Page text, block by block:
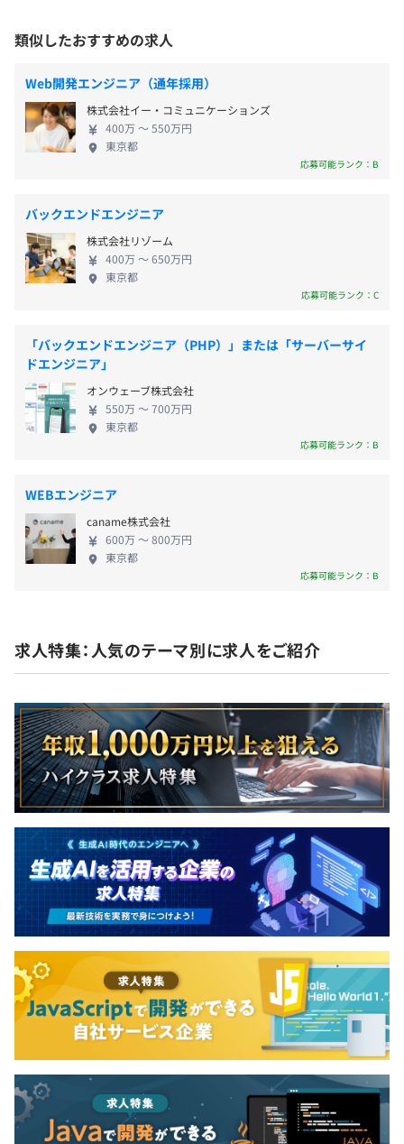
先輩社員が講師としてさまざまな知識やスキルについて、
幅広く指導いたします。
※内容により外部講師を招いての勉強会もおこなっており
ます。
■OJT研修
会社や業務内容についてしっかり学べます。
■専門資格取得もサポート！
資格取得時お祝い金制度もご用意しているので、積極的に
利用してください！
相談の上、ご希望のマシンを支給いたします。
プロジェクトごとに選択
等級ごとに必要なスキル・能力を明確にしており、定量・
定性の両面から評価をおこなっています。
年1回、2〜3月に業務実績や個別に作成する個人目標を元
に査定面談を実施しますので、努力した分は必ず反映され
るスタイルを取っています。
明確な評価基準に基づき評価をして、キャリアアップへの
指標としていくため、納得感を持って働くことができま
す。
全社86名のうち、エンジニア70名ほどで構成されていま
す。
20代・30代が占める割合が全体の約70%。
年齢・性別・社歴関係なく、フラットにコミュニケーショ
ンを取れる文化が、社内の多様性へとつながっています。
対策内容：敷地内禁煙
【本社】
各線「恵比寿駅」より徒歩3分
■土曜、日曜、祝日
■GW休暇
■夏期休暇
■年末年始休暇
■有給休暇（年間 10～20 日）
■育児休暇
■産前・産後休暇
■慶弔休暇
※休日に出勤した場合は振替休日を取得可能です。
※会社の方針として有給休暇の取得を推奨しております。
■交通費全額支給
■住居手当（本社から半径3km圏内に住む場合：2万円／
月）
■超過勤務手当
■役職手当
賞与なし
無期雇用
3カ月（給与・待遇・その他に変わりありません）
け、右肩上がりの成長を遂げています。 ◆システム
開発事業部／想像的破壊のエンジニア集団 お客様の
マーケットスピードに合わせた、待つだけではない
攻めの企画・施策を提案し、想像的破壊なイノベー
ションを提供しています。主にオープン開発言語を使
用した業務システム、Webアプリケーション開発を
手がけています。 ①システム開発・運用 お客様のニ
用まで幅広く対応します。 ②パッケージツールの提
供 フルスクラッチで開発した自社ECサイトのシステ
ムをパッケージで提供しています。 お客様のニーズ
に合わせて自由なカスタマイズが可能です。 ③AI
「AI×〇〇」をキーワードに農業や幅広い分野への
若い会社◎成長を支える新戦力求む！ 弊社の平均年
齢は30歳。普段の業務の中でも分からないことがあ
ったら、先輩社員に気軽に質問できる風通しのよい
環境です。また、社員とのコミュニケーションの機会
も充実。 プロジェクトに関する情報交換をしたり、
ゲーム大会などのレクリエーションを開催したり、
とした雰囲気も魅力です！ 会社の成長過程を支え、
一層の事業拡大を目指す上で、新しいエンジニアの
力は必須。 長く活躍していただける新メンバーを求
め、今回の募集となりました。
類似したおすすめの求人
Web開発エンジニア（通年採用）
株式会社イー・コミュニケーションズ
400万 〜 550万円
東京都
応募可能ランク：B
バックエンドエンジニア
株式会社リゾーム
400万 〜 650万円
東京都
応募可能ランク：C
「バックエンドエンジニア（PHP）」または「サーバーサイ
ドエンジニア」
オンウェーブ株式会社
550万 〜 700万円
東京都
応募可能ランク：B
WEBエンジニア
caname株式会社
600万 〜 800万円
東京都
応募可能ランク：B
求人特集：人気のテーマ別に求人をご紹介